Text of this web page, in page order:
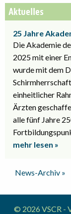
News-Archiv »
Aktuelles
25 Jahre
Die Akademie
2025 mit einer
wurde mit dem
einheitlicher
Ärzten
alle fünf Jahre
mehr lesen »
© 2026 VSCR -